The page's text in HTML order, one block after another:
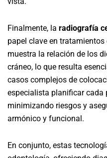
Finalmente, la radiografía
papel clave en
muestra la relación de los
cráneo, lo que resulta
casos complejos de
especialista planificar cada
minimizando riesgos y
armónico y funcional.
En conjunto, estas